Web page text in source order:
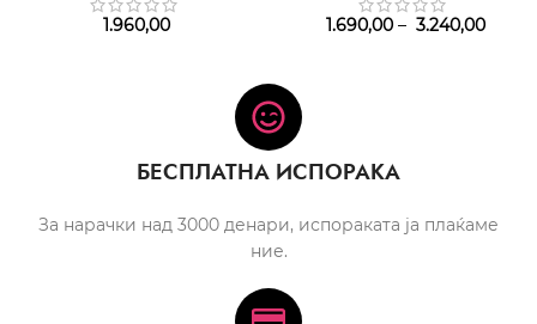
1.960,00 1.690,00 – 3.240,00
БЕСПЛАТНА ИСПОРАКА
За нарачки над 3000 денари, испораката ја плаќаме
ние.